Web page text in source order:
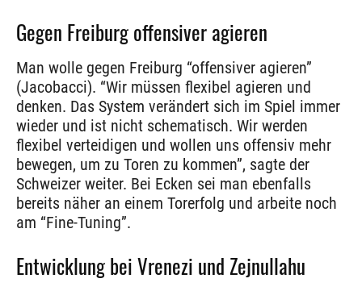
Gegen Freiburg offensiver agieren
Man wolle gegen Freiburg “offensiver agieren”
(Jacobacci). “Wir müssen flexibel agieren und
denken. Das System verändert sich im Spiel immer
wieder und ist nicht schematisch. Wir werden
flexibel verteidigen und wollen uns offensiv mehr
bewegen, um zu Toren zu kommen”, sagte der
Schweizer weiter. Bei Ecken sei man ebenfalls
bereits näher an einem Torerfolg und arbeite noch
am “Fine-Tuning”.
Entwicklung bei Vrenezi und Zejnullahu